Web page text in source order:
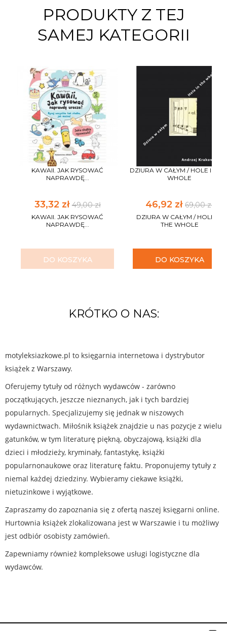
PRODUKTY Z TEJ
SAMEJ KATEGORII
KAWAII. JAK RYSOWAĆ
NAPRAWDĘ...
33,32 zł49,00 zł
KAWAII. JAK RYSOWAĆ
NAPRAWDĘ...
DO KOSZYKA
DZIURA W CAŁYM / HOLE IN
WHOLE
46,92 zł 69,00 zł
DZIURA W CAŁYM / HOLE IN
THE WHOLE
DO KOSZYKA
KRÓTKO O NAS:
motyleksiazkowe.pl to księgarnia internetowa i dystrybutor
książek z Warszawy.
Oferujemy tytuły od różnych wydawców - zarówno
początkujących, jeszcze nieznanych, jak i tych bardziej
popularnych. Specjalizujemy się jednak w niszowych
wydawnictwach. Miłośnik książek znajdzie u nas pozycje z wielu
gatunków, w tym literaturę piękną, obyczajową, książki dla
dzieci i młodzieży, kryminały, fantastykę, książki
popularnonaukowe oraz literaturę faktu. Proponujemy tytuły z
niemal każdej dziedziny. Wybieramy ciekawe książki,
nietuzinkowe i wyjątkowe.
Zapraszamy do zapoznania się z ofertą naszej księgarni online.
Hurtownia książek zlokalizowana jest w Warszawie i tu możliwy
jest odbiór osobisty zamówień.
Zapewniamy również kompleksowe usługi logistyczne dla
wydawców.